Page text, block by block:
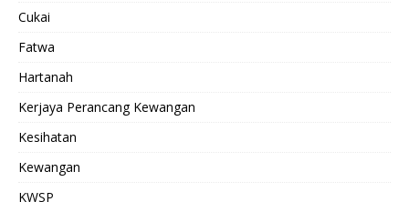
Cukai
Fatwa
Hartanah
Kerjaya Perancang Kewangan
Kesihatan
Kewangan
KWSP